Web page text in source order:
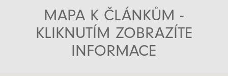
MAPA K ČLÁNKŮM -
KLIKNUTÍM ZOBRAZÍTE
INFORMACE